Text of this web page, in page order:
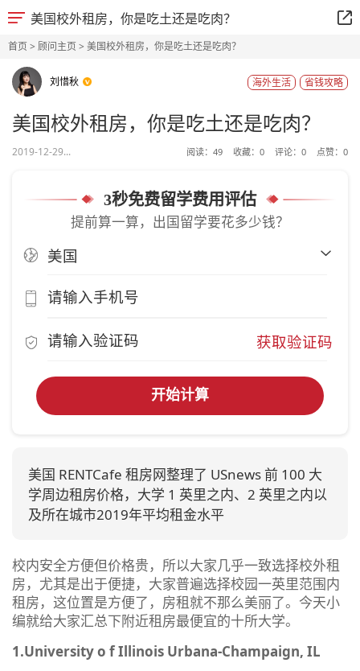
美国校外租房，你是吃土还是吃肉？
首页> 顾问主页> 美国校外租房，你是吃土还是吃肉？
刘惜秋 省钱攻略
海外生活
美国校外租房，你是吃土还是吃肉？
2019-12-29... 阅读： 49 收藏： 0 评论： 0 点赞： 0
3秒免费留学费用评估
提前算一算，出国留学要花多少钱？
获取验证码
开始计算
美国 RENTCafe 租房网整理了 USnews 前 100 大
学周边租房价格，大学 1 英里之内、2 英里之内以
及所在城市2019年平均租金水平
校内安全方便但价格贵，所以大家几乎一致选择校外租
房，尤其是出于便捷，大家普遍选择校园一英里范围内
租房，这位置是方便了，房租就不那么美丽了。今天小
编就给大家汇总下附近租房最便宜的十所大学。
1.University o f Illinois Urbana-Champaign, IL